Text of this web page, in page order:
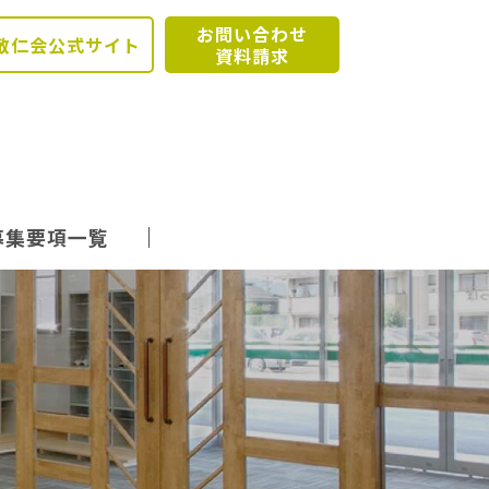
仁会公式サイト
お問い合わせ
資料請求
集要項一覧